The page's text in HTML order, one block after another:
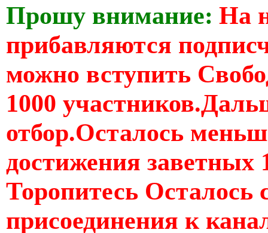
Прошу внимание: На
прибавляются
можно вступить
1000
отбор.Осталось
достижения заветных
Торопитесь Осталось
присоединения к